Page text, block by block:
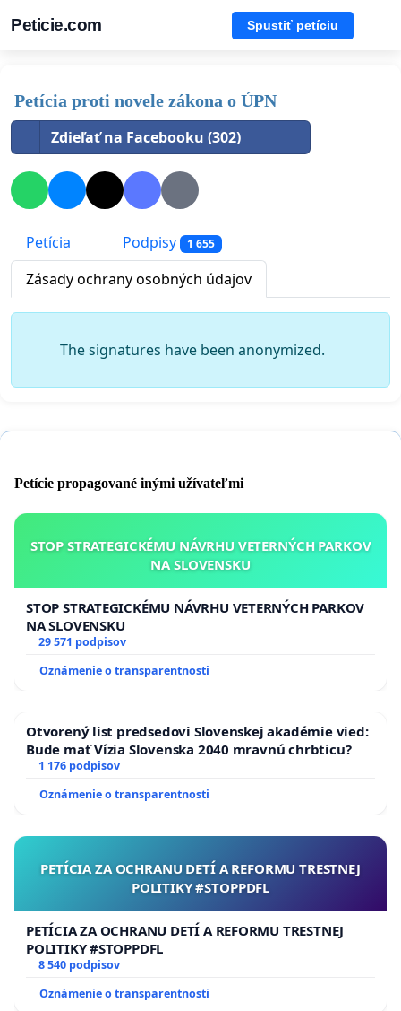
Peticie.com Spustiť petíciu
Petícia proti novele zákona o ÚPN
Zdieľať na Facebooku (302)
Petícia Podpisy 1 655
Zásady ochrany osobných údajov
The signatures have been anonymized.
Petície propagované inými užívateľmi
STOP STRATEGICKÉMU NÁVRHU VETERNÝCH PARKOV
NA SLOVENSKU
STOP STRATEGICKÉMU NÁVRHU VETERNÝCH PARKOV
NA SLOVENSKU
29 571 podpisov
Oznámenie o transparentnosti
Otvorený list predsedovi Slovenskej akadémie vied:
Bude mať Vízia Slovenska 2040 mravnú chrbticu?
1 176 podpisov
Oznámenie o transparentnosti
PETÍCIA ZA OCHRANU DETÍ A REFORMU TRESTNEJ
POLITIKY #STOPPDFL
PETÍCIA ZA OCHRANU DETÍ A REFORMU TRESTNEJ
POLITIKY #STOPPDFL
8 540 podpisov
Oznámenie o transparentnosti